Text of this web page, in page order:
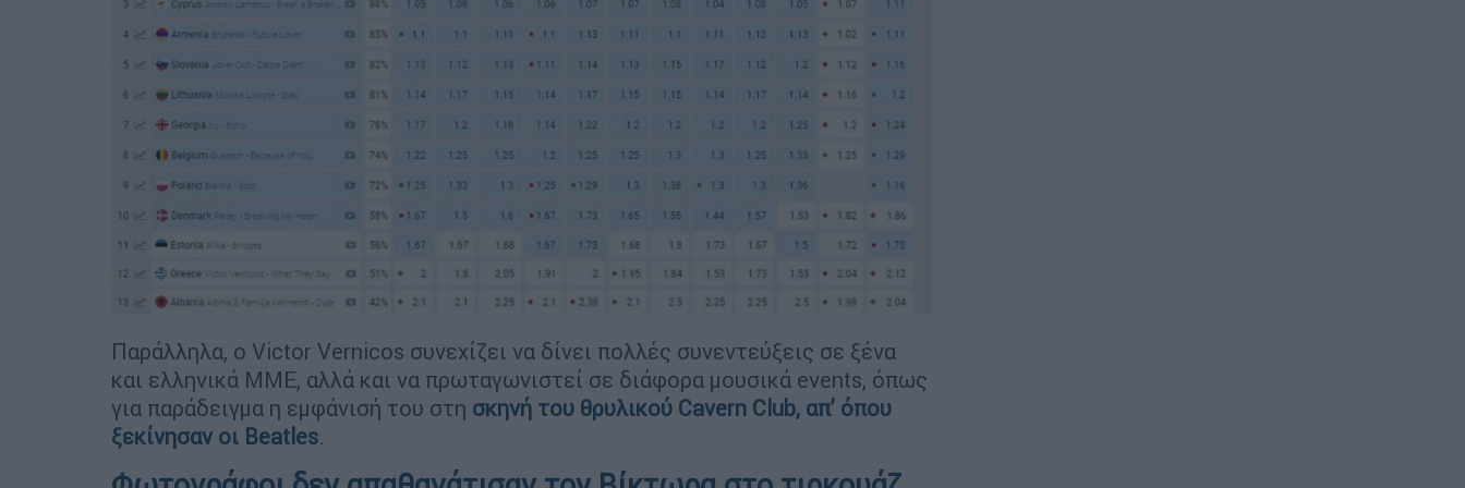
Παράλληλα, ο Victor Vernicos συνεχίζει να δίνει πολλές συνεντεύξεις σε ξένα
και ελληνικά ΜΜΕ, αλλά και να πρωταγωνιστεί σε διάφορα μουσικά events, όπως
για παράδειγμα η εμφάνισή του στη σκηνή του θρυλικού Cavern Club, απ’ όπου
ξεκίνησαν οι Beatles.